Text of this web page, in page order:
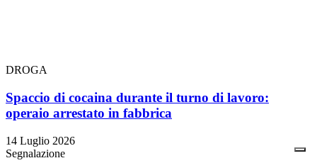
DROGA
Spaccio di cocaina durante il turno di lavoro:
operaio arrestato in fabbrica
14 Luglio 2026
Segnalazione